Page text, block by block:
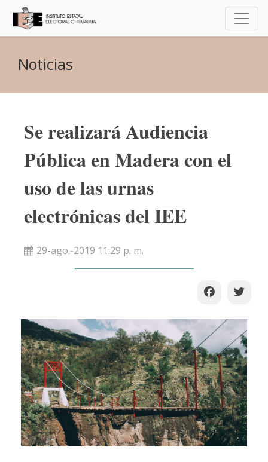
Noticias
Se realizará Audiencia
Pública en Madera con el
uso de las urnas
electrónicas del IEE
29-ago.-2019 11:29 p. m.